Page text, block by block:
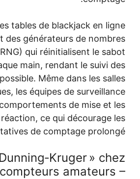
De plus, les tables de
emploient des
aléatoires (RNG) qui
après chaque main,
cartes impossible. Même
physiques, les équipes
observent les comportements
temps de réaction, ce qui
tentatives de
Le « effet
les compteurs